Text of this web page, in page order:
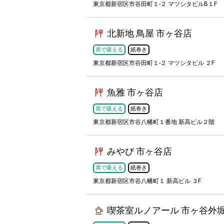
東京都新宿区市谷田町１-２ マツシタビルB１F
北新地 鳥屋 市ヶ谷店
席で吸える 紙巻き
東京都新宿区市谷田町１-２ マツシタビル ２F
魚雅 市ヶ谷店
席で吸える 紙巻き
東京都新宿区市谷八幡町１番地 新高ビル２階
みやび 市ヶ谷店
席で吸える 紙巻き
東京都新宿区市谷八幡町１ 新高ビル ３F
喫茶室ルノアール 市ヶ谷外